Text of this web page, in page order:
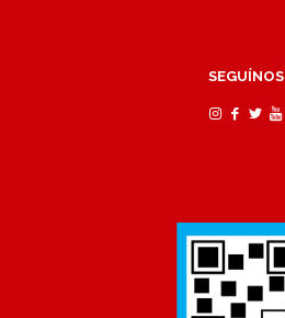
SEGUÍNOS